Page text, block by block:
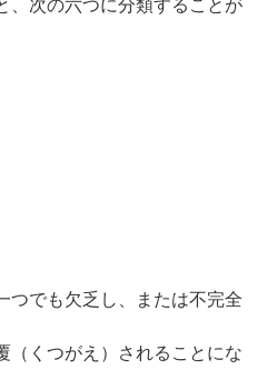
、次の六つに分類することが
でも欠乏し、または不完全
（くつがえ）されることにな